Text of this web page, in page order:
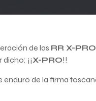
de las RR X-PRO
dicho: ¡¡X-PRO!!
enduro de la firma